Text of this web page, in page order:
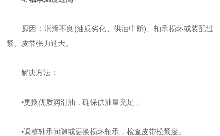
‌原因‌：润滑不良(油质劣化、供油中断)、轴承损坏或装配过
紧、皮带张力过大‌。
‌解决方法‌：
•更换优质润滑油，确保供油量充足；
•调整轴承间隙或更换损坏轴承，检查皮带松紧度‌。